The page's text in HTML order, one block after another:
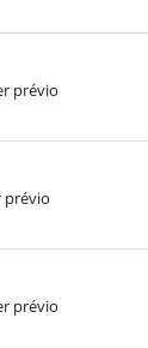
prévio
prévio
prévio